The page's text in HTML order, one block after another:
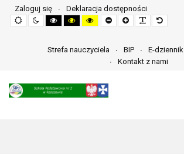
Zaloguj się
Deklaracja dostępności
Default
mode
Night
mode
High
contrast
mode
High
contrast
mode
High
contrast
mode
Set
smaller
Set
larger
Make
font
Set
default
Strefa nauczyciela
BIP E-dziennik
Kontakt z nami